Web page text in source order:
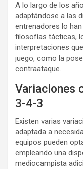
A lo largo de los
adaptándose a las
entrenadores lo
filosofías tácticas,
interpretaciones
juego, como la
contraataque.
Variaciones
3-4-3
Existen varias
adaptada a
equipos pueden
empleando una
mediocampista